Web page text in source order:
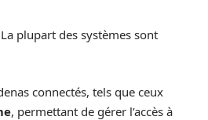
La plupart des systèmes sont
connectés, tels que ceux
, permettant de gérer l’accès à